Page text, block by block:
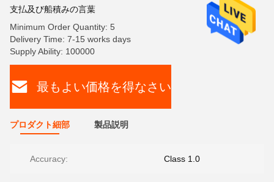
支払及び船積みの言葉
Minimum Order Quantity: 5
Delivery Time: 7-15 works days
Supply Ability: 100000
最もよい価格を得なさい
プロダクト細部 製品説明
Accuracy: Class 1.0